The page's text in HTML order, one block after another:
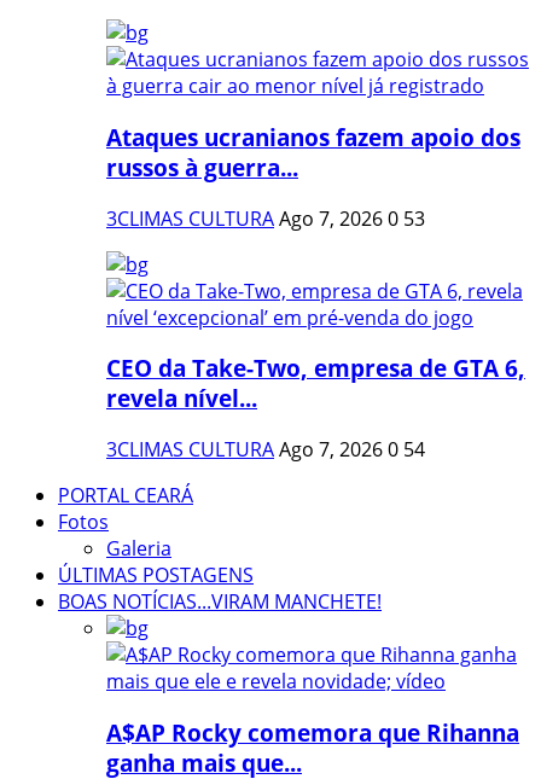
Ataques ucranianos fazem apoio dos
russos à guerra...
3CLIMAS CULTURAAgo 7, 20260 53
CEO da Take-Two, empresa de GTA 6,
revela nível...
3CLIMAS CULTURAAgo 7, 20260 54
PORTAL CEARÁ
Fotos
Galeria
ÚLTIMAS POSTAGENS
BOAS NOTÍCIAS...VIRAM MANCHETE!
A$AP Rocky comemora que Rihanna
ganha mais que...